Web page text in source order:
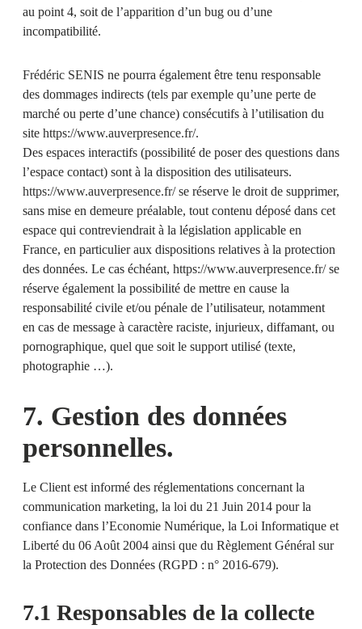
au point 4, soit de l’apparition d’un bug ou d’une
incompatibilité.
Frédéric SENIS ne pourra également être tenu responsable
des dommages indirects (tels par exemple qu’une perte de
marché ou perte d’une chance) consécutifs à l’utilisation du
site https://www.auverpresence.fr/.
Des espaces interactifs (possibilité de poser des questions dans
l’espace contact) sont à la disposition des utilisateurs.
https://www.auverpresence.fr/se réserve le droit de supprimer,
sans mise en demeure préalable, tout contenu déposé dans cet
espace qui contreviendrait à la législation applicable en
France, en particulier aux dispositions relatives à la protection
des données. Le cas échéant, https://www.auverpresence.fr/se
réserve également la possibilité de mettre en cause la
responsabilité civile et/ou pénale de l’utilisateur, notamment
en cas de message à caractère raciste, injurieux, diffamant, ou
pornographique, quel que soit le support utilisé (texte,
photographie …).
7. Gestion des données
personnelles.
Le Client est informé des réglementations concernant la
communication marketing, la loi du 21 Juin 2014 pour la
confiance dans l’Economie Numérique, la Loi Informatique et
Liberté du 06 Août 2004 ainsi que du Règlement Général sur
la Protection des Données (RGPD : n° 2016-679).
7.1 Responsables de la collecte